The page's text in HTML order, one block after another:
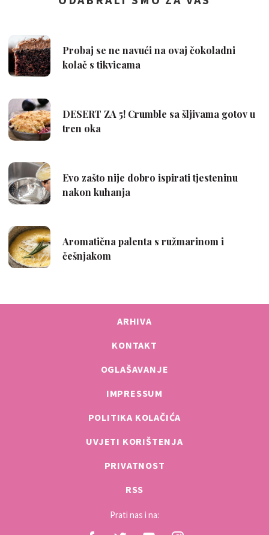
ARHIVA
KONTAKT
OGLAŠAVANJE
IMPRESSUM
POLITIKA KOLAČIĆA
UVJETI KORIŠTENJA
PRIVATNOST
RSS
Prati nas i na: